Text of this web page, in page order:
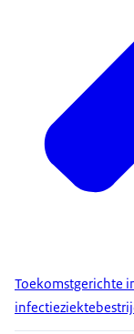
Toekomstgerichte